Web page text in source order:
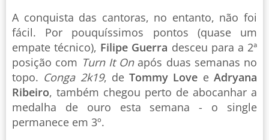
A conquista das cantoras, no entanto, não foi
fácil. Por pouquíssimos pontos (quase um
empate técnico), Filipe Guerra desceu para a 2ª
posição com Turn It Onapós duas semanas no
topo. Conga 2k19, deTommy Love eAdryana
Ribeiro, também chegou perto de abocanhar a
medalha de ouro esta semana - o single
permanece em 3º.